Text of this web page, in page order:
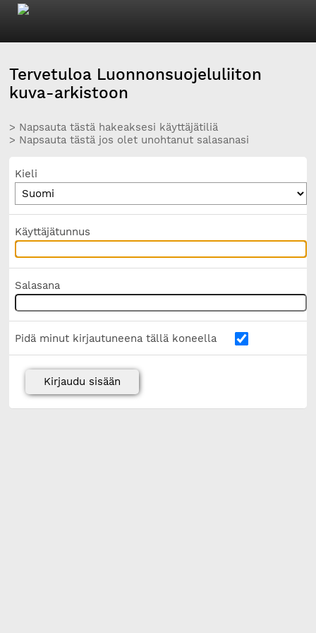
Tervetuloa Luonnonsuojeluliiton
kuva-arkistoon
> Napsauta tästä hakeaksesi käyttäjätiliä
> Napsauta tästä jos olet unohtanut salasanasi
Kieli
Käyttäjätunnus
Salasana
Pidä minut kirjautuneena tällä koneella